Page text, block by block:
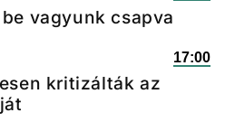
vagyunk csapva
17:00
kritizálták az